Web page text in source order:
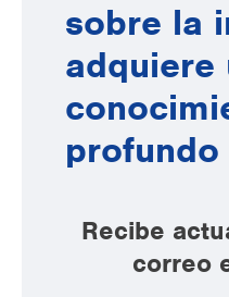
sobre la
adquiere
profundo
Recibe
correo